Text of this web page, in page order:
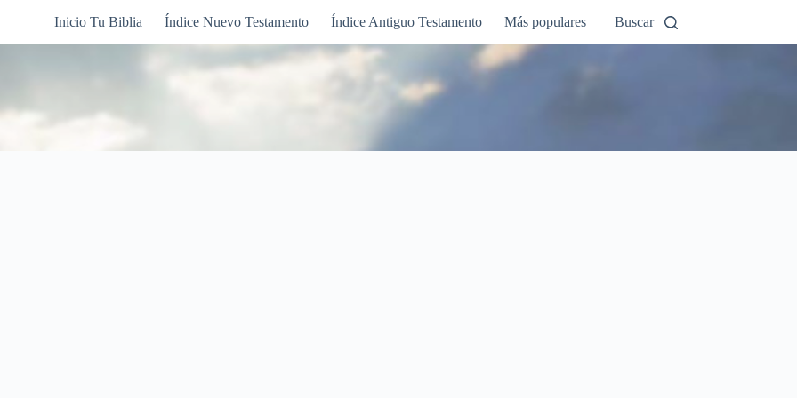
Inicio Tu Biblia Índice Nuevo Testamento Índice Antiguo Testamento Más populares Buscar